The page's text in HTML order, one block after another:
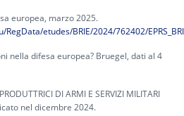
europea, marzo 2025.
etudes/BRIE/2024/762402/
nella difesa europea? Bruegel, dati al 4
DI ARMI E SERVIZI MILITARI
nel dicembre 2024.